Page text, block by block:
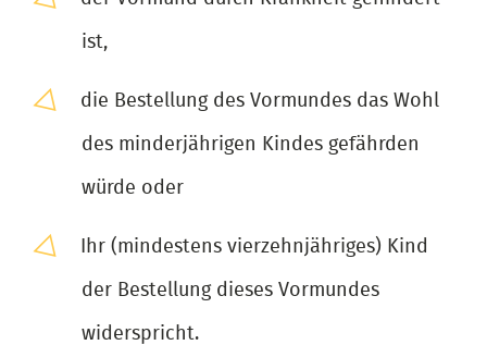
ist,
die Bestellung des Vormundes das Wohl
des minderjährigen Kindes gefährden
würde oder
Ihr (mindestens vierzehnjähriges) Kind
der Bestellung dieses Vormundes
widerspricht.